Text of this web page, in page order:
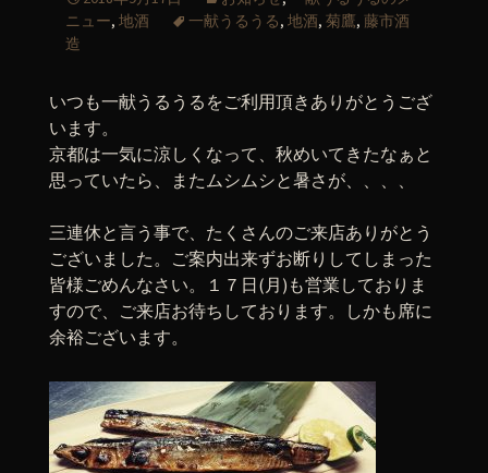
ニュー, 地酒 一献うるうる, 地酒, 菊鷹, 藤市酒
造
いつも一献うるうるをご利用頂きありがとうござ
います。
京都は一気に涼しくなって、秋めいてきたなぁと
思っていたら、またムシムシと暑さが、、、、
三連休と言う事で、たくさんのご来店ありがとう
ございました。ご案内出来ずお断りしてしまった
皆様ごめんなさい。１７日(月)も営業しておりま
すので、ご来店お待ちしております。しかも席に
余裕ございます。